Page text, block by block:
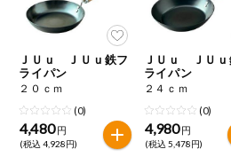
ご利用ガイド
商品のリクエスト
アプリのダウンロード
洗濯・バス・
トイレ用品
住居・生活用
品
コスメ＆ボデ
ィケア
アレルゲン情報は、商品企画時の
必ず商品パッケージの表示をご確認
特定原材料に準ずるものは、お取
範囲でのお知らせです。
ＪＵｕ ＪＵｕ鉄フ
ライパン
２０ｃｍ
(0)
4,480 円
(税込 4,928円)
ＪＵｕ ＪＵｕ
ライパン
２４ｃｍ
(0)
4,980 円
(税込 5,478円)